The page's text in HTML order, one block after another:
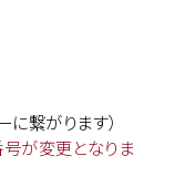
に繋がります）
が変更となりま